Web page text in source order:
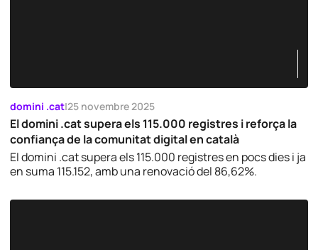
domini .cat|25 novembre 2025
El domini .cat supera els 115.000 registres i reforça la
confiança de la comunitat digital en català
El domini .cat supera els 115.000 registres en pocs dies i ja
en suma 115.152, amb una renovació del 86,62%.